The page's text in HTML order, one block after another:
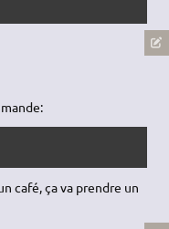
café, ça va prendre un